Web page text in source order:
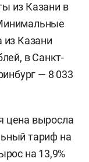
из Казани в
из Казани
в Санкт-
— 8 033
цена выросла
тариф на
на 13,9%